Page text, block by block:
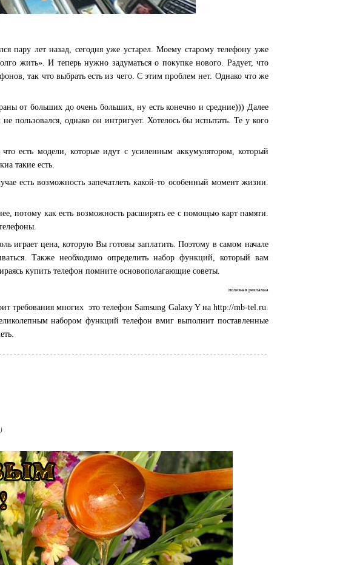
пару лет назад, сегодня уже устарел. Моему старому телефону уже
жить». И теперь нужно задуматься о покупке нового. Радует, что
так что выбрать есть из чего. С этим проблем нет. Однако что же
от больших до очень больших, ну есть конечно и средние))) Далее
пользовался, однако он интригует. Хотелось бы испытать. Те у кого
есть модели, которые идут с усиленным аккумулятором, который
такие есть.
есть возможность запечатлеть какой-то особенный момент жизни.
потому как есть возможность расширять ее с помощью карт памяти.
играет цена, которую Вы готовы заплатить. Поэтому в самом начале
Также необходимо определить набор функций, который вам
купить телефон помните основополагающие советы.
полезная рекламаа
требования многих это телефон Samsung Galaxy Y на http://mb-tel.ru.
набором функций телефон вмиг выполнит поставленные
)